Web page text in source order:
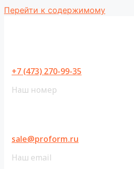
Перейти к содержимому
+7 (473) 270-99-35
Наш номер
sale@proform.ru
Наш email